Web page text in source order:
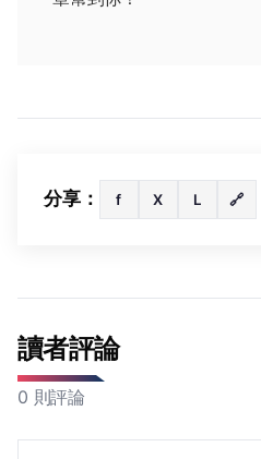
分享： f X L 🔗
讀者評論
0 則評論